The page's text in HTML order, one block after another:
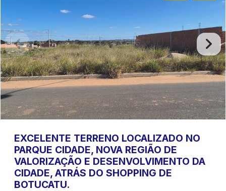
EXCELENTE TERRENO LOCALIZADO NO
PARQUE CIDADE, NOVA REGIÃO DE
VALORIZAÇÃO E DESENVOLVIMENTO DA
CIDADE, ATRÁS DO SHOPPING DE
BOTUCATU.